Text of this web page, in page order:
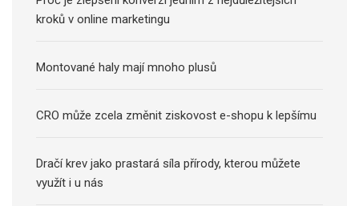
kroků v online marketingu
Montované haly mají mnoho plusů
CRO může zcela změnit ziskovost e-shopu k lepšímu
Dračí krev jako prastará síla přírody, kterou můžete
využít i u nás